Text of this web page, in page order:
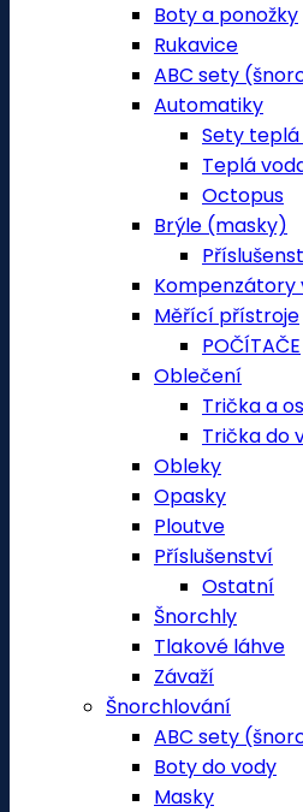
Boty a ponožky
Rukavice
ABC sety
Automatiky
Sety teplá
Teplá
Octopus
Brýle (masky)
Kompenzátory
Měřící přístroje
POČÍTAČE
Oblečení
Trička a
Trička do
Obleky
Opasky
Ploutve
Příslušenství
Ostatní
Šnorchly
Tlakové láhve
Závaží
Šnorchlování
ABC sety
Boty do vody
Masky